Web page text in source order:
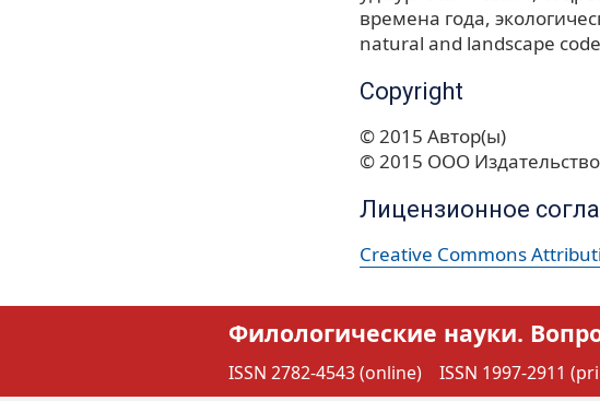
времена года
natural and landscape code
Copyright
© 2015 Автор(ы)
© 2015 ООО
Лицензионное
Creative Commons
Филологические науки.
ISSN 2782-4543 (online) ISSN 1997-2911